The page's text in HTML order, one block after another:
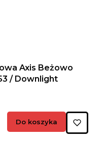
Axis Beżowo
Złota / 1xGX53 / Downlight
Do koszyka